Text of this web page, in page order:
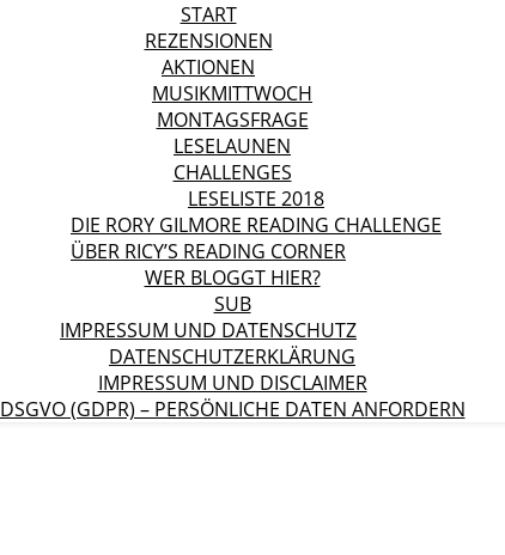
START
REZENSIONEN
AKTIONEN
MUSIKMITTWOCH
MONTAGSFRAGE
LESELAUNEN
CHALLENGES
LESELISTE 2018
DIE RORY GILMORE READING CHALLENGE
ÜBER RICY’S READING CORNER
WER BLOGGT HIER?
SUB
IMPRESSUM UND DATENSCHUTZ
DATENSCHUTZERKLÄRUNG
IMPRESSUM UND DISCLAIMER
DSGVO (GDPR) – PERSÖNLICHE DATEN ANFORDERN